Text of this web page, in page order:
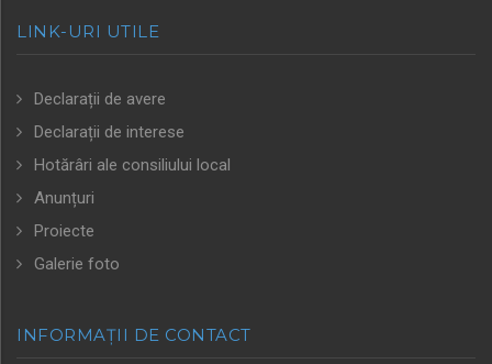
LINK-URI UTILE
Declarații de avere
Declarații de interese
Hotărâri ale consiliului local
Anunțuri
Proiecte
Galerie foto
INFORMAȚII DE CONTACT